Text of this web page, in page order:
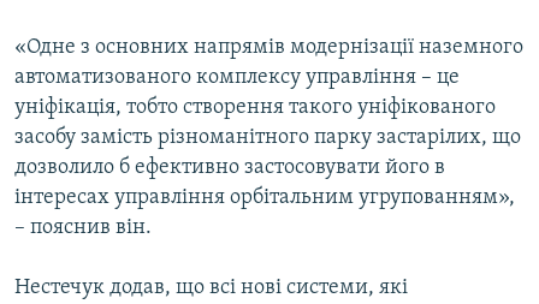
УКРАЇНСЬКА ПРОБЛЕМА КРИМУ
ІНФОГРАФІКА
Русский
Qırımtatar
ДОЛУЧАЙСЯ!
«Одне з основних напрямів модернізації наземного
автоматизованого комплексу управління – це
уніфікація, тобто створення такого уніфікованого
засобу замість різноманітного парку застарілих, що
дозволило б ефективно застосовувати його в
інтересах управління орбітальним угрупованням»,
– пояснив він.
Нестечук додав, що всі нові системи, які